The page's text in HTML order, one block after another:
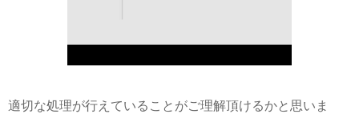
適切な処理が行えていることがご理解頂けるかと思いま